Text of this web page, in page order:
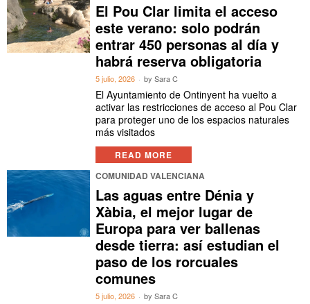
El Pou Clar limita el acceso
este verano: solo podrán
entrar 450 personas al día y
habrá reserva obligatoria
5 julio, 2026 bySara C
El Ayuntamiento de Ontinyent ha vuelto a
activar las restricciones de acceso al Pou Clar
para proteger uno de los espacios naturales
más visitados
READ MORE
COMUNIDAD VALENCIANA
Las aguas entre Dénia y
Xàbia, el mejor lugar de
Europa para ver ballenas
desde tierra: así estudian el
paso de los rorcuales
comunes
5 julio, 2026 bySara C